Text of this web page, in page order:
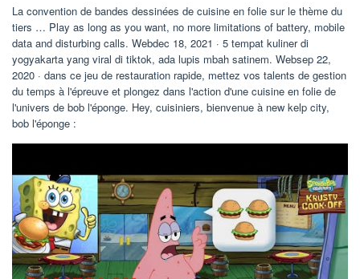
La convention de bandes dessinées de cuisine en folie sur le thème du
tiers … Play as long as you want, no more limitations of battery, mobile
data and disturbing calls. Webdec 18, 2021 · 5 tempat kuliner di
yogyakarta yang viral di tiktok, ada lupis mbah satinem. Websep 22,
2020 · dans ce jeu de restauration rapide, mettez vos talents de gestion
du temps à l'épreuve et plongez dans l'action d'une cuisine en folie de
l'univers de bob l'éponge. Hey, cuisiniers, bienvenue à new kelp city,
bob l'éponge :